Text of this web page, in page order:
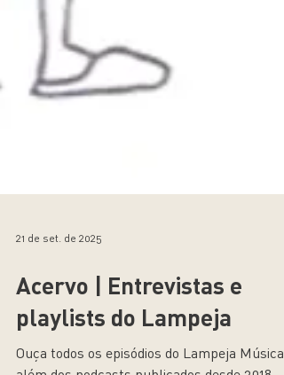
21 de set. de 2025
Acervo | Entrevistas e